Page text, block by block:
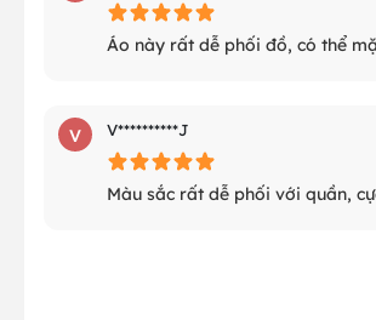
Áo này rất dễ phối đồ, có thể
V V**********J
Màu sắc rất dễ phối với quần,